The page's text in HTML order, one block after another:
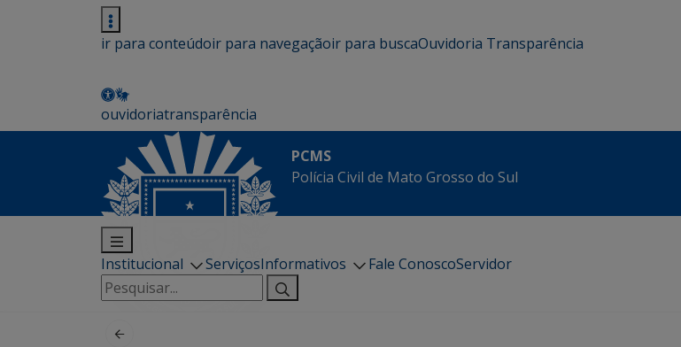
ir para conteúdoir para navegaçãoir para buscaOuvidoria Transparência
ouvidoriatransparência
PCMS
Polícia Civil de Mato Grosso do Sul
Institucional ServiçosInformativos Fale ConoscoServidor
Pesquisar
por: